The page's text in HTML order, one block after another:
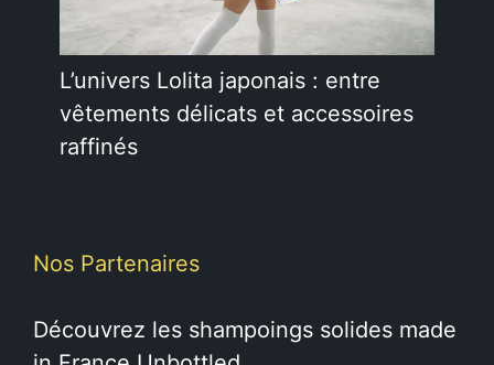
L’univers Lolita japonais : entre
vêtements délicats et accessoires
raffinés
Nos Partenaires
Découvrez les shampoings solides made